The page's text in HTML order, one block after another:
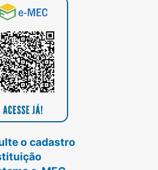
o cadastro